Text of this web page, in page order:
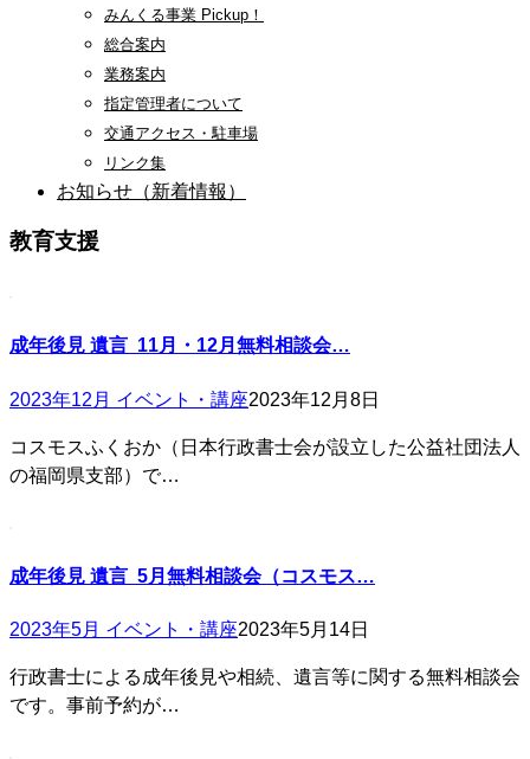
みんくる事業 Pickup！
総合案内
業務案内
指定管理者について
交通アクセス・駐車場
リンク集
お知らせ（新着情報）
教育支援
成年後見 遺言 11月・12月無料相談会…
2023年12月 イベント・講座2023年12月8日
コスモスふくおか（日本行政書士会が設立した公益社団法人
の福岡県支部）で…
成年後見 遺言 5月無料相談会（コスモス…
2023年5月 イベント・講座2023年5月14日
行政書士による成年後見や相続、遺言等に関する無料相談会
です。事前予約が…